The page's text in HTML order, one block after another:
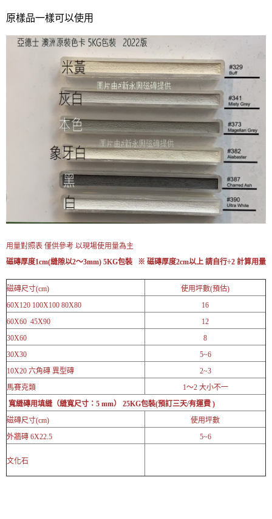
原樣品一樣可以使用
用量對照表 僅供參考 以現場使用量為主
磁磚厚度1cm(縫隙以2～3mm) 5KG包裝   ※ 磁磚厚度2cm以上 請自行÷2 計算用量
磁磚尺寸(cm)
使用坪數(預估)
60X120 100X100 80X80
16
60X60 45X90
12
30X60
8
30X30
5~6
10X20 六角磚 異型磚
2~3
馬賽克類
1～2 大小不一
寬縫磚用填縫（縫寬尺寸：5 mm） 25KG包裝(預訂三天/有運費 )
磁磚尺寸(cm)
使用坪數
外牆磚 6X22.5
5~6
文化石